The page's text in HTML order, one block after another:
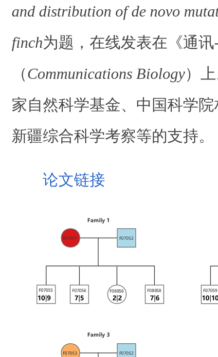
and distribution of de novo
finch为题，在线发表在《通
（Communications Biology）
家自然科学基金、 中国科学
新疆综合科学考察等的支持。
论文链接